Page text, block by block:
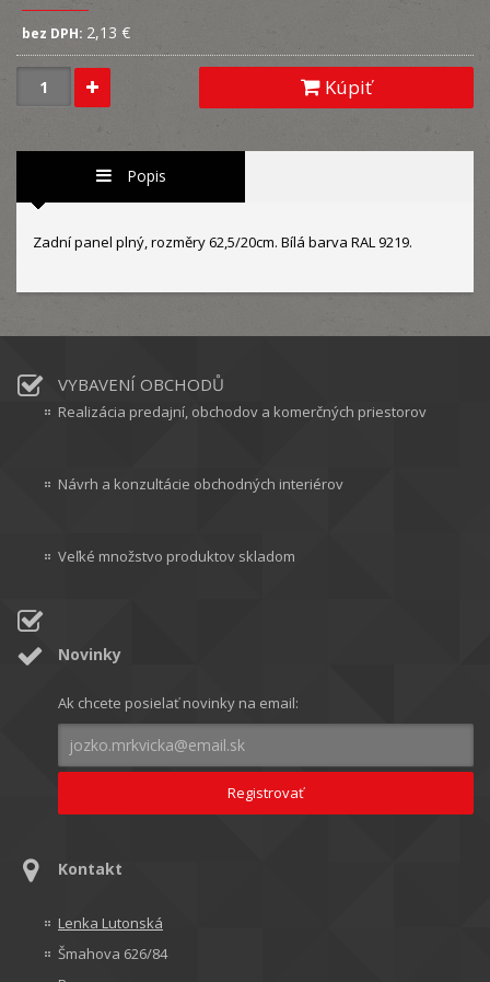
bez DPH: 2,13 €
Kúpiť
Popis
Zadní panel plný, rozměry 62,5/20cm. Bílá barva RAL 9219.
VYBAVENÍ OBCHODŮ
Realizácia predajní, obchodov a komerčných priestorov
Návrh a konzultácie obchodných interiérov
Veľké množstvo produktov skladom
Novinky
Ak chcete posielať novinky na email:
Kontakt
Lenka Lutonská
Šmahova 626/84